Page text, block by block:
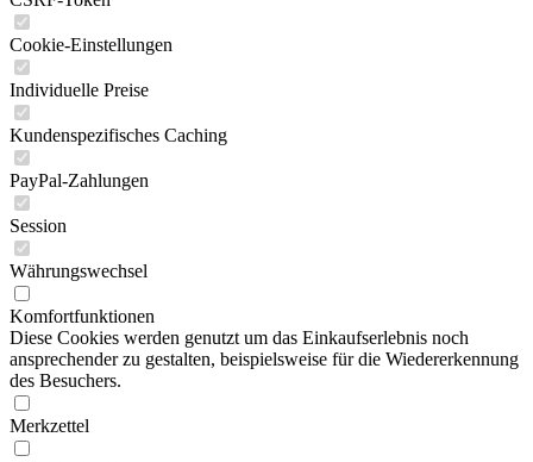
Cookie-Einstellungen
Individuelle Preise
Kundenspezifisches Caching
PayPal-Zahlungen
Session
Währungswechsel
Komfortfunktionen
Diese Cookies werden genutzt um das Einkaufserlebnis noch
ansprechender zu gestalten, beispielsweise für die Wiedererkennung
des Besuchers.
Merkzettel